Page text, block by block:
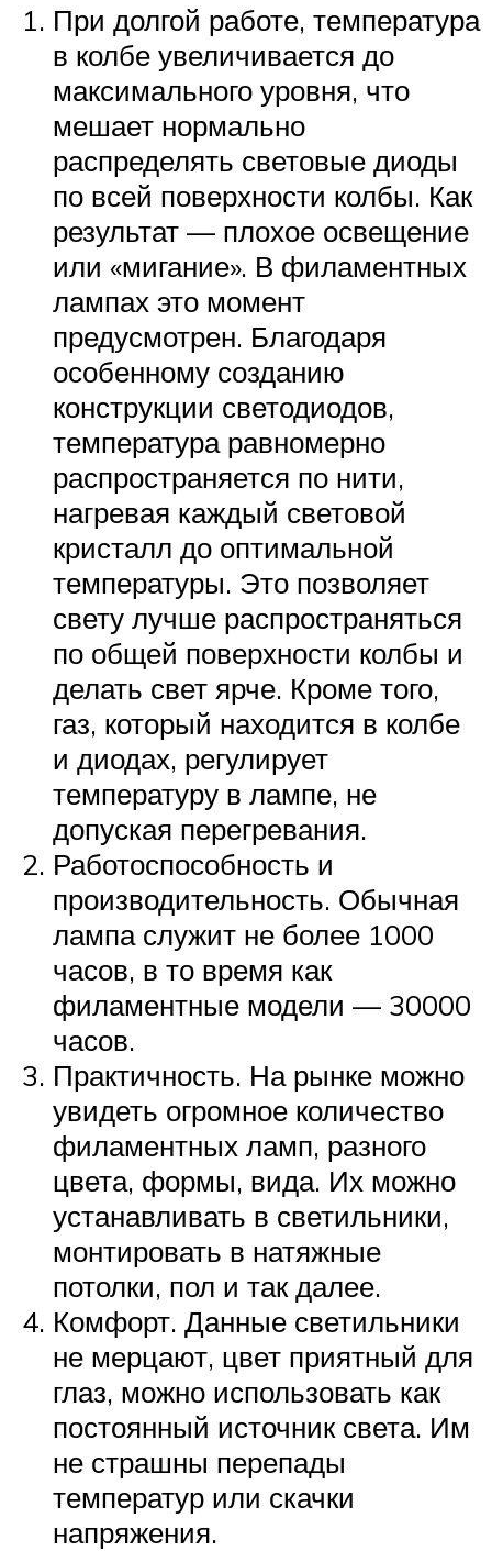
При долгой работе, температура
в колбе увеличивается до
максимального уровня, что
мешает нормально
распределять световые диоды
по всей поверхности колбы. Как
результат — плохое освещение
или «мигание». В филаментных
лампах это момент
предусмотрен. Благодаря
особенному созданию
конструкции светодиодов,
температура равномерно
распространяется по нити,
нагревая каждый световой
кристалл до оптимальной
температуры. Это позволяет
свету лучше распространяться
по общей поверхности колбы и
делать свет ярче. Кроме того,
газ, который находится в колбе
и диодах, регулирует
температуру в лампе, не
допуская перегревания.
Работоспособность и
производительность. Обычная
лампа служит не более 1000
часов, в то время как
филаментные модели — 30000
часов.
Практичность. На рынке можно
увидеть огромное количество
филаментных ламп, разного
цвета, формы, вида. Их можно
устанавливать в светильники,
монтировать в натяжные
потолки, пол и так далее.
Комфорт. Данные светильники
не мерцают, цвет приятный для
глаз, можно использовать как
постоянный источник света. Им
не страшны перепады
температур или скачки
напряжения.